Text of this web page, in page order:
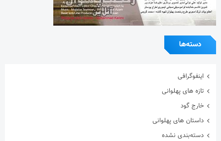
دسته‌ها
اینفوگرافی
تازه های پهلوانی
خارج گود
داستان های پهلوانی
دسته‌بندی نشده